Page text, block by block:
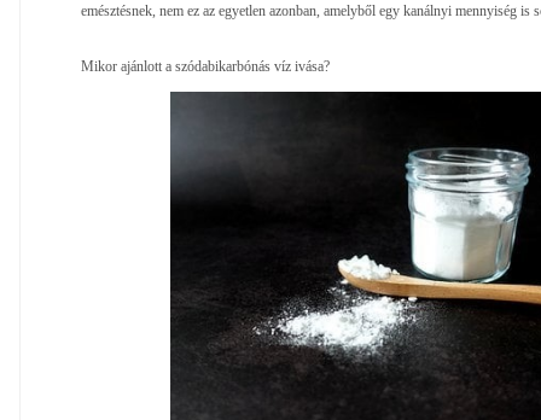
emésztésnek, nem ez az egyetlen azonban, amelyből egy kanálnyi mennyiség is
Mikor ajánlott a szódabikarbónás víz ivása?